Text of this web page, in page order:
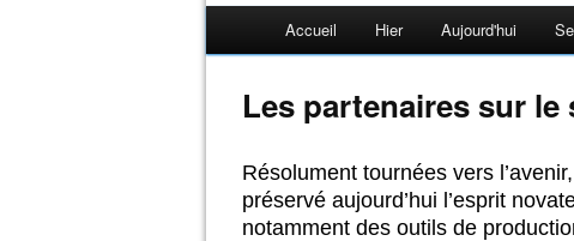
Accueil Hier Aujourd'hui
Les partenaires sur le
Résolument tournées vers
préservé aujourd’hui l’esprit
notamment des outils de